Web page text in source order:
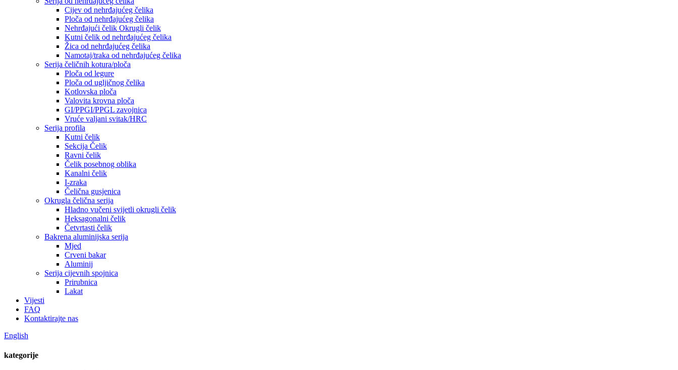
Cijev od nehrđajućeg čelika
Ploča od nehrđajućeg čelika
Nehrđajući čelik Okrugli čelik
Kutni čelik od nehrđajućeg čelika
Žica od nehrđajućeg čelika
Namotaj/traka od nehrđajućeg čelika
Serija čeličnih kotura/ploča
Ploča od legure
Ploča od ugljičnog čelika
Kotlovska ploča
Valovita krovna ploča
GI/PPGI/PPGL zavojnica
Vruće valjani svitak/HRC
Serija profila
Kutni čelik
Sekcija Čelik
Ravni čelik
Čelik posebnog oblika
Kanalni čelik
I-zraka
Čelična gusjenica
Okrugla čelična serija
Hladno vučeni svijetli okrugli čelik
Heksagonalni čelik
Četvrtasti čelik
Bakrena aluminijska serija
Mjed
Crveni bakar
Aluminij
Serija cijevnih spojnica
Prirubnica
Lakat
Vijesti
FAQ
Kontaktirajte nas
English
kategorije